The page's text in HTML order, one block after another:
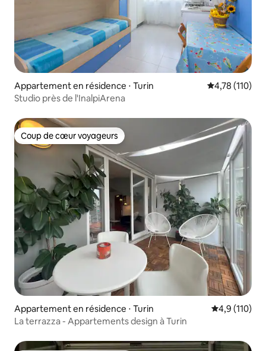
Appartement en résidence ⋅ Turin Évaluation
4,78 (110)
Studio près de l'InalpiArena
Coup de cœur voyageurs
Coup de cœur voyageurs
Appartement en résidence ⋅ Turin Évaluation
4,9 (110)
La terrazza - Appartements design à Turin